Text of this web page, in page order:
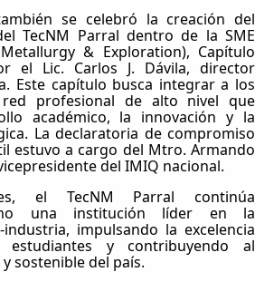
se celebró la creación del
TecNM Parral dentro de la SME
& Exploration), Capítulo
el Lic. Carlos J. Dávila, director
Este capítulo busca integrar a los
profesional de alto nivel que
académico, la innovación y la
La declaratoria de compromiso
estuvo a cargo del Mtro. Armando
del IMIQ nacional.
el TecNM Parral continúa
una institución líder en la
industria, impulsando la excelencia
y contribuyendo al
sostenible del país.